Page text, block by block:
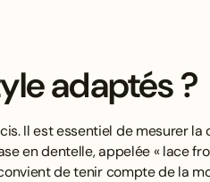
adaptés ?
Il est essentiel de mesurer
en dentelle, appelée « lace
de tenir compte de la